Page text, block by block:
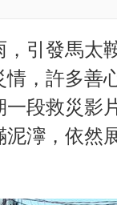
引發馬太
，許多善
段救災影
濘，依然